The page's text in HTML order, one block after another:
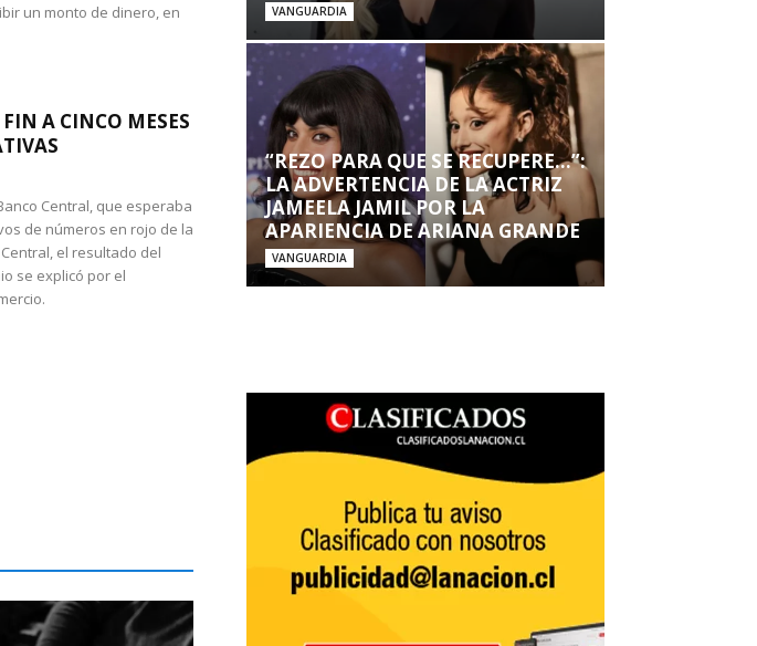
un monto de dinero, en
A CINCO MESES
Central, que esperaba
de números en rojo de la
el resultado del
se explicó por el
VANGUARDIA
“REZO PARA QUE SE RECUPERE…”:
LA ADVERTENCIA DE LA ACTRIZ
JAMEELA JAMIL POR LA
APARIENCIA DE ARIANA GRANDE
VANGUARDIA